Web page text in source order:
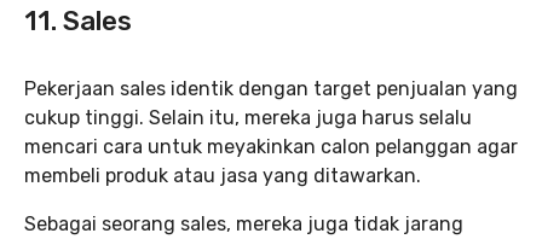
11. Sales
Pekerjaan sales identik dengan target penjualan yang
cukup tinggi. Selain itu, mereka juga harus selalu
mencari cara untuk meyakinkan calon pelanggan agar
membeli produk atau jasa yang ditawarkan.
Sebagai seorang sales, mereka juga tidak jarang